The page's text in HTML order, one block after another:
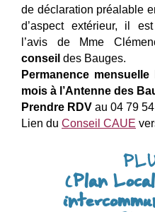
de déclaration préalable
d’aspect extérieur, il
l’avis de Mme
conseil des Bauges.
Permanence
mois à l’Antenne des
Prendre RDV au 04 79
Lien du Conseil CAUE
(Plan